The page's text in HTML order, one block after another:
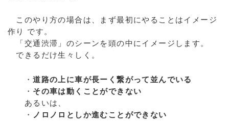
このやり方の場合は、まず最初にやることはイメージ
作り です。
「交通渋滞」のシーンを頭の中にイメージします。
できるだけ生々しく。
・道路の上に車が長ーく繋がって並んでいる
・ その車は動くことができない
あるいは、
・
ノロノロとしか進むことができない